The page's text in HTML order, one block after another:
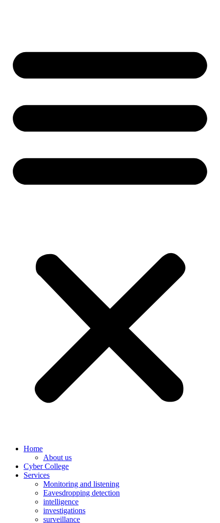
Home
About us
Cyber College
Services
Monitoring and listening
Eavesdropping detection
intelligence
investigations
surveillance